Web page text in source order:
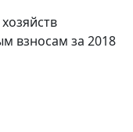
взносам за 2018